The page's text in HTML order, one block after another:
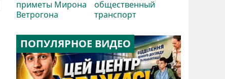
приметы Мирона
Ветрогона
общественный
транспорт
ПОПУЛЯРНОЕ ВИДЕО